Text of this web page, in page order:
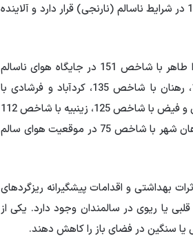
اسفند- هم اکنون شاخص کیفیت هوا با عدد 125 در شرایط ناسالم (نارنجی) قرار دارد و آلاینده
طاهر
با شاخص 151 در جایگاه هوای ناسالم
(قرمز) قرار دارد، افزود: سنجش کیفیت هوا در ایستگاه های کاوه با شاخص 137، رهنان با شاخص 135، کردآباد و فرشادی با
زینبیه
با شاخص 112
در وضعیت ناسالم (نارنجی) قرار دارد. ایستگاه های پارک زمزم با شاخص 87 و سپاهان شهر با شاخص 75 در موقعیت هوای سالم
بهداشتی و اقدامات پیشگیرانه ریزگردهای
قلبی یا ریوی در سالمندان وجود دارد. یکی از
یا سنگین در فضای باز را کاهش دهند.